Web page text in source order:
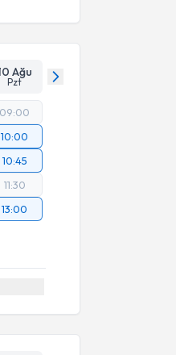
Ağu
Pzt
09:00
10:00
10:45
11:30
13:00